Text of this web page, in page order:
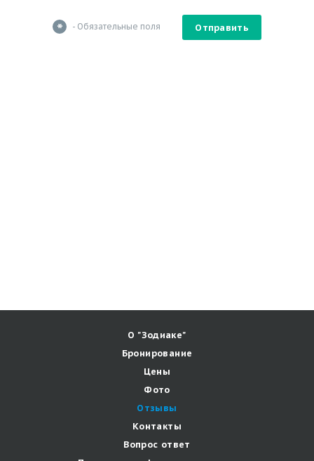
* - Обязательные поля Отправить
О "Зодиаке"
Бронирование
Цены
Фото
Отзывы
Контакты
Вопрос ответ